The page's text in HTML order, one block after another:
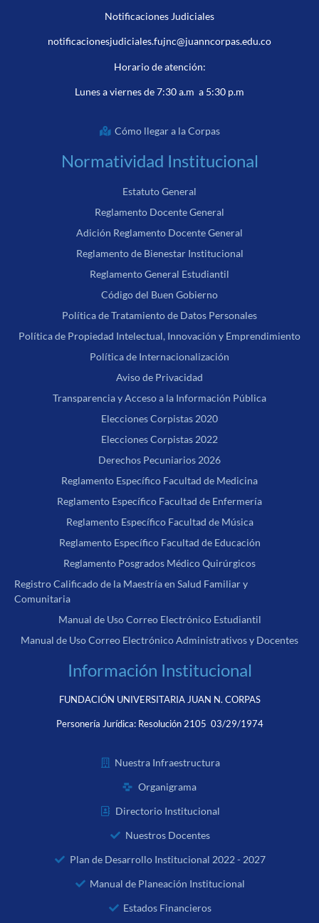
Notificaciones Judiciales
notificacionesjudiciales.fujnc@juanncorpas.edu.co
Horario de atención:
Lunes a viernes de 7:30 a.m a 5:30 p.m
Cómo llegar a la Corpas
Normatividad Institucional
Estatuto General
Reglamento Docente General
Adición Reglamento Docente General
Reglamento de Bienestar Institucional
Reglamento General Estudiantil
Código del Buen Gobierno
Política de Tratamiento de Datos Personales
Política de Propiedad Intelectual, Innovación y Emprendimiento
Política de Internacionalización
Aviso de Privacidad
Transparencia y Acceso a la Información Pública
Elecciones Corpistas 2020
Elecciones Corpistas 2022
Derechos Pecuniarios 2026
Reglamento Específico Facultad de Medicina
Reglamento Específico Facultad de Enfermería
Reglamento Específico Facultad de Música
Reglamento Específico Facultad de Educación
Reglamento Posgrados Médico Quirúrgicos
Registro Calificado de la Maestría en Salud Familiar y
Comunitaria
Manual de Uso Correo Electrónico Estudiantil
Manual de Uso Correo Electrónico Administrativos y Docentes
Información Institucional
FUNDACIÓN UNIVERSITARIA JUAN N. CORPAS
Personería Jurídica: Resolución 2105 03/29/1974
Nuestra Infraestructura
Organigrama
Directorio Institucional
Nuestros Docentes
Plan de Desarrollo Institucional 2022 - 2027
Manual de Planeación Institucional
Estados Financieros